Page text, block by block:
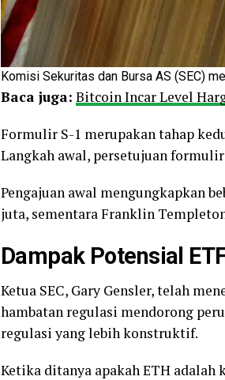
Komisi Sekuritas dan Bursa AS (SEC)
Baca juga: Bitcoin Incar Level
Formulir S-1 merupakan tahap
Langkah awal, persetujuan
Pengajuan awal mengungkapkan
juta, sementara Franklin
Dampak Potensial
Ketua SEC, Gary Gensler, telah
hambatan regulasi mendorong
regulasi yang lebih konstruktif.
Ketika ditanya apakah ETH adalah